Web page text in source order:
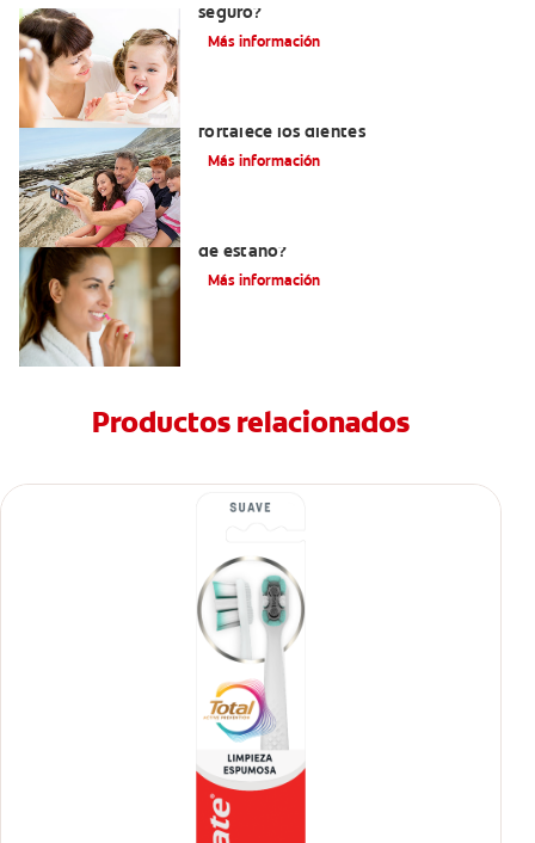
seguro?
Más información
fortalece los dientes
Más información
de estaño?
Más información
Productos relacionados